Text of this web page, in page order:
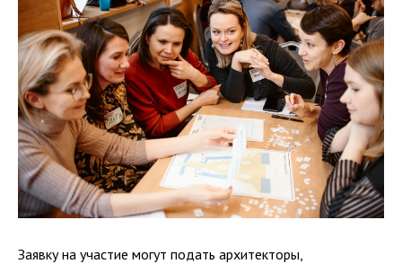
Заявку на участие могут подать архитекторы,